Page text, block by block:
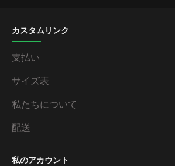
カスタムリンク
支払い
サイズ表
私たちについて
配送
私のアカウント